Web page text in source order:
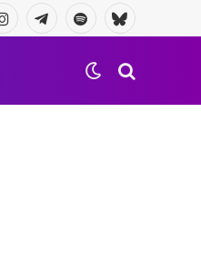
InstagramTelegramaSpotifyBluesky